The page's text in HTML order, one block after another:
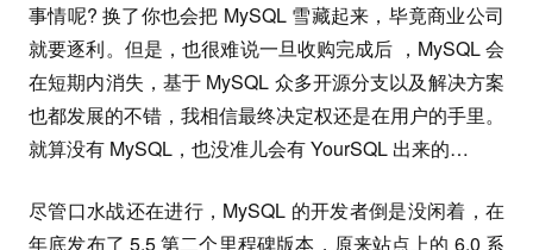
事情呢? 换了你也会把 MySQL 雪藏起来，毕竟商业公司
就要逐利。但是，也很难说一旦收购完成后 ，MySQL 会
在短期内消失，基于 MySQL 众多开源分支以及解决方案
也都发展的不错，我相信最终决定权还是在用户的手里。
就算没有 MySQL，也没准儿会有 YourSQL 出来的…
尽管口水战还在进行，MySQL 的开发者倒是没闲着，在
年底发布了 5.5 第二个里程碑版本，原来站点上的 6.0 系